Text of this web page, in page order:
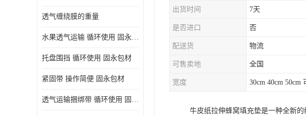
透气缠绕膜的重量
水果透气运输 循环使用 固永包材
托盘围挡 循环使用 固永包材
紧固带 操作简便 固永包材
透气运输捆绑带 循环使用 固永包材
出货时间 7天
是否进口 否
配送货 物流
可售卖地 全国
宽度 30cm 40cm 50cm
牛皮纸拉伸蜂窝填充垫是一种全新